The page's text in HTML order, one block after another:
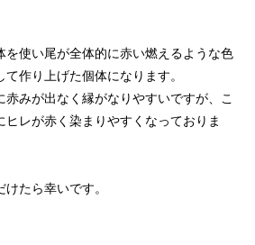
を使い尾が全体的に赤い燃えるような色
作り上げた個体になります。
みが出なく縁がなりやすいですが、こ
レが赤く染まりやすくなっておりま
たら幸いです。